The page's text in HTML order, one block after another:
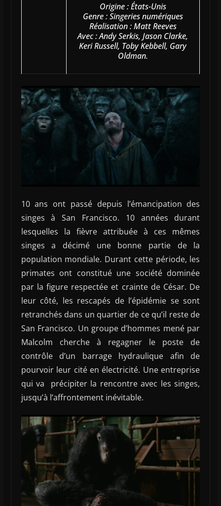
Origine : États-Unis
Genre : Singeries numériques
Réalisation : Matt Reeves
Avec : Andy Serkis, Jason Clarke,
Keri Russell, Toby Kebbell, Gary
Oldman.
10 ans ont passé depuis l’émancipation des
singes à San Francisco. 10 années durant
lesquelles la fièvre attribuée à ces mêmes
singes a décimé une bonne partie de la
population mondiale. Durant cette période, les
primates ont constitué une société dominée
par la figure respectée et crainte de César. De
leur côté, les rescapés de l’épidémie se sont
retranchés dans un quartier de ce qu’il reste de
San Francisco. Un groupe d’hommes mené par
Malcolm cherche à regagner le poste de
contrôle d’un barrage hydraulique afin de
pourvoir leur cité en électricité. Une entreprise
qui va précipiter la rencontre avec les singes,
jusqu’à l’affrontement inévitable.